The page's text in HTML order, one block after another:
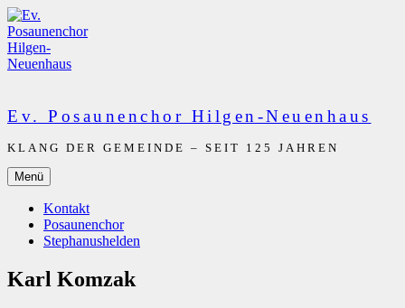
Zum
Inhalt
springen
Ev. Posaunenchor Hilgen-Neuenhaus
KLANG DER GEMEINDE – SEIT 125 JAHREN
Menü
Kontakt
Posaunenchor
Stephanushelden
Karl Komzak